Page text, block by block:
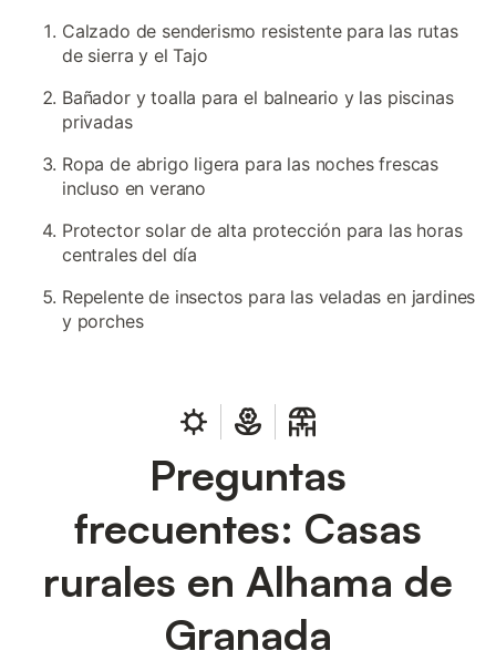
Calzado de senderismo resistente para las rutas
de sierra y el Tajo
Bañador y toalla para el balneario y las piscinas
privadas
Ropa de abrigo ligera para las noches frescas
incluso en verano
Protector solar de alta protección para las horas
centrales del día
Repelente de insectos para las veladas en jardines
y porches
Preguntas
frecuentes: Casas
rurales en Alhama de
Granada